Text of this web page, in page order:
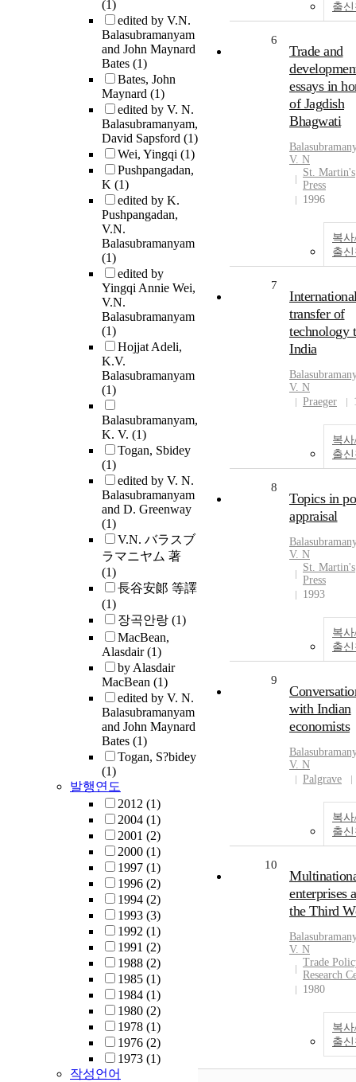
(1)
edited by V.N.
Balasubramanyam
and John Maynard
Bates (1)
Bates, John
Maynard (1)
edited by V. N.
Balasubramanyam,
David Sapsford (1)
Wei, Yingqi (1)
Pushpangadan,
K (1)
edited by K.
Pushpangadan,
V.N.
Balasubramanyam
(1)
edited by
Yingqi Annie Wei,
V.N.
Balasubramanyam
(1)
Hojjat Adeli,
K.V.
Balasubramanyam
(1)
Balasubramanyam,
K. V. (1)
Togan, Sbidey
(1)
edited by V. N.
Balasubramanyam
and D. Greenway
(1)
V.N. バラスブ
ラマニヤム 著
(1)
長谷安郞 等譯
(1)
장곡안랑 (1)
MacBean,
Alasdair(1)
by Alasdair
MacBean (1)
edited by V. N.
Balasubramanyam
and John Maynard
Bates (1)
Togan, S?bidey
(1)
발행연도
2012 (1)
2004 (1)
2001 (2)
2000 (1)
1997 (1)
1996 (2)
1994 (2)
1993 (3)
1992 (1)
1991 (2)
1988 (2)
1985 (1)
1984 (1)
1980 (2)
1978 (1)
1976 (2)
1973 (1)
작성언어
출
6
Trade and
essays in
of Jagdish
Bhagwati
V. N
St. Martin's
Press
1996
복
출
7
transfer of
technology
India
V. N
Praeger
복
출
8
Topics in
appraisal
V. N
St. Martin's
Press
1993
복
출
9
with Indian
economists
V. N
Palgrave
복
출
10
enterprises
the Third
V. N
Trade
Research
1980
복
출